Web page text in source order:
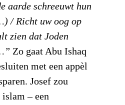
aarde schreeuwt hun
/ Richt uw oog op
zien dat Joden
Zo gaat Abu Ishaq
met een appèl
Josef zou
islam – een